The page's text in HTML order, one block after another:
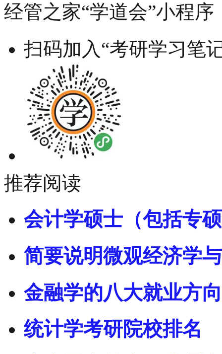
经管之家“学道会”小程序
扫码加入“考研学习笔
推荐阅读
会计学硕士（包括专
简要说明微观经济学
金融学的八大就业方
统计学考研院校排名